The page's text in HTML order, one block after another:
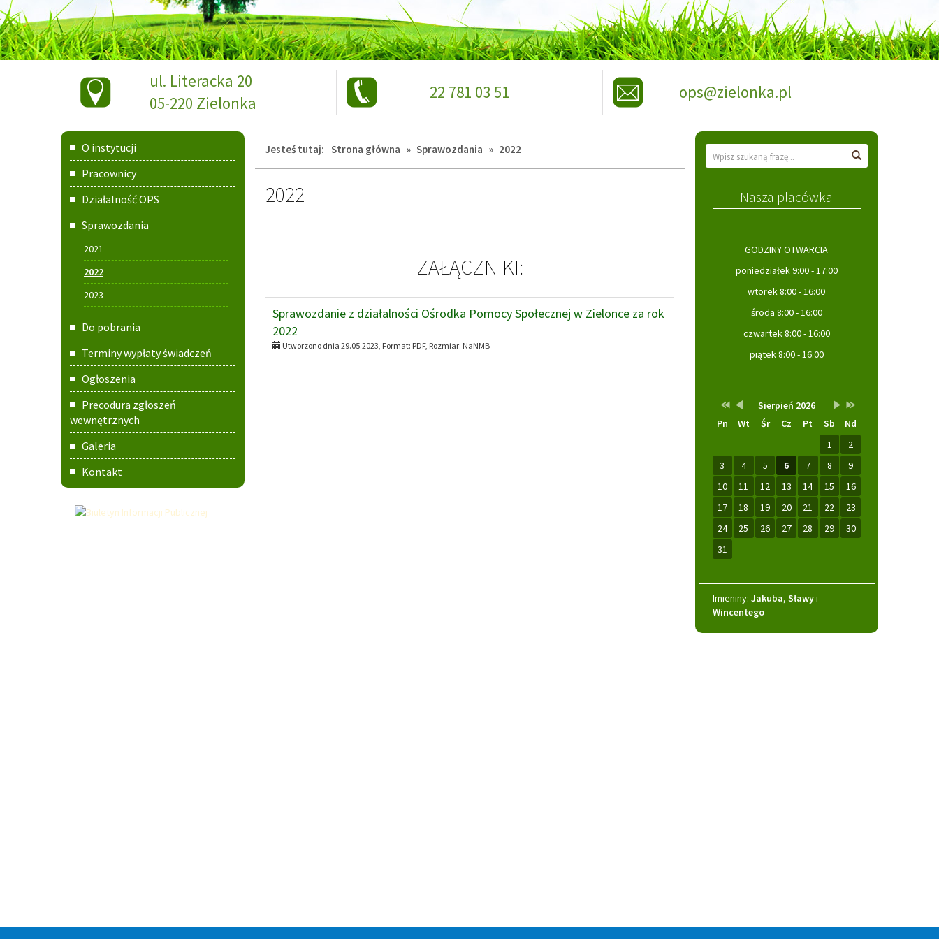
Dane
teleadresowe
ul. Literacka 20
05-220 Zielonka
telefon:
22 781 03 51 ops@zielonka.pl
Menu
główne
O instytucji
Pracownicy
Działalność OPS
Sprawozdania
2021
2022
2023
Do pobrania
Terminy wypłaty świadczeń
Ogłoszenia
Precodura zgłoszeń
wewnętrznych
Galeria
Kontakt
Jesteś tutaj: Strona główna » Sprawozdania » 2022
2022
ZAŁĄCZNIKI:
Sprawozdanie z działalności Ośrodka Pomocy Społecznej w Zielonce za rok
2022
Utworzono dnia 29.05.2023, Format: PDF, Rozmiar: NaNMB
Wyszukiwarka
Nasza placówka
GODZINY OTWARCIA
poniedziałek 9:00 - 17:00
wtorek 8:00 - 16:00
środa 8:00 - 16:00
czwartek 8:00 - 16:00
piątek 8:00 - 16:00
Kalendarz
Lista
wydarzeń
w
Sierpień 2026Brak
tym
miesiącu.
Przestaw
na
Przestaw
na
Przestaw
na
Wrzesień
2026
Przestaw
na
Sierpień
2027
Pn Wt Śr Cz Pt Sb
Nd
1
2
3
4 5 6 7 8
9
10
11 12 13 14 15
16
17
18 19 20 21 22
23
24
25 26 27 28 29
30
31
Imieniny
Imieniny: Jakuba, Sławyi
Wincentego